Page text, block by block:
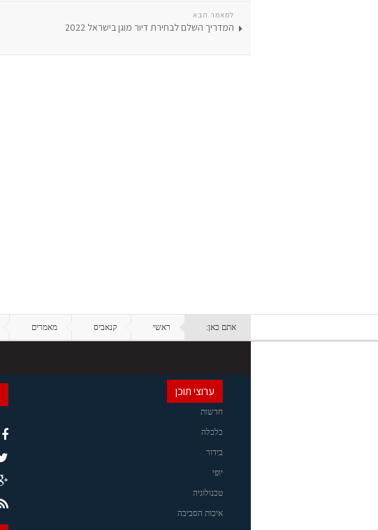
למאמר הבא
המדריך השלם לבחירת דיור מוגן בישראל 2022
אתם כאן: ראשי קנאביס מאמרים
ערוצי תוכן
חדשות
כלכלה
בידור
יופי
טכנולוגיה
איכות הסביבה